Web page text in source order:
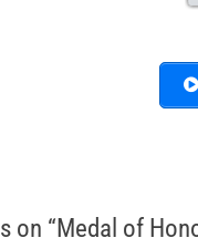
on “Medal of